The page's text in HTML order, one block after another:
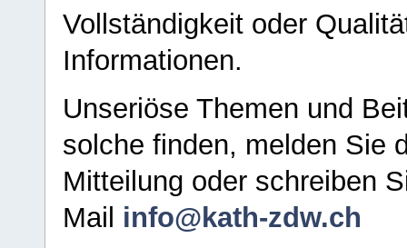
Vollständigkeit oder
Informationen.
Unseriöse Themen und
solche finden, melden Sie
Mitteilung oder schreiben
Mail info@kath-zdw.ch